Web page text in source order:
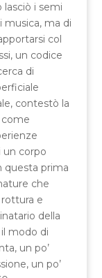
i semi
musica, ma di
col
un codice
di
contestò la
come
un corpo
questa prima
che
e
della
modo di
un po’
un po’